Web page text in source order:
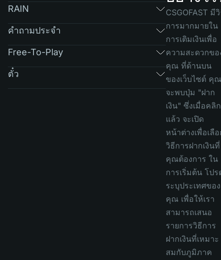
RAIN
คำถามประจำ
Free-To-Play
ตั๋ว
CSGOFAST มี
การมากมายใน
การเติมเงินเพื่อ
ความสะดวกขอ
คุณ ที่ด้านบน
ของเว็บไซต์ คุณ
จะพบปุ่ม "ฝาก
เงิน" ซึ่งเมื่อคลิก
แล้ว จะเปิด
หน้าต่างเพื่อเลื
วิธีการฝากเงินที่
คุณต้องการ ใน
การเริ่มต้น โปร
ระบุประเทศของ
คุณ เพื่อให้เรา
สามารถเสนอ
รายการวิธีการ
ฝากเงินที่เหมาะ
สมกับภูมิภาค